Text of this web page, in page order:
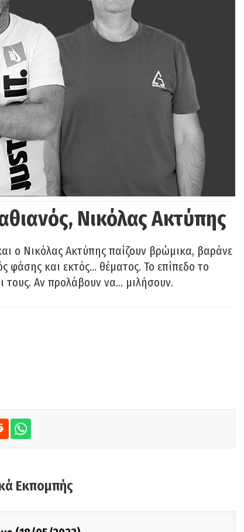
Νικόλας Ακτύπης
ο Νικόλας Ακτύπης παίζουν βρώμικα, βαράνε
φάσης και εκτός… θέματος. Το επίπεδο το
τους. Αν προλάβουν να… μιλήσουν.
Εκπομπής